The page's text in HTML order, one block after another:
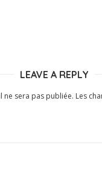
LEAVE A REPLY
ne sera pas publiée. Les